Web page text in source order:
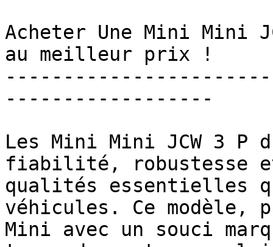
Acheter Une Mini Mini
au meilleur prix !
------------------
Les Mini Mini JCW 3 P
fiabilité, robustesse
qualités essentielles
véhicules. Ce modèle,
Mini avec un souci